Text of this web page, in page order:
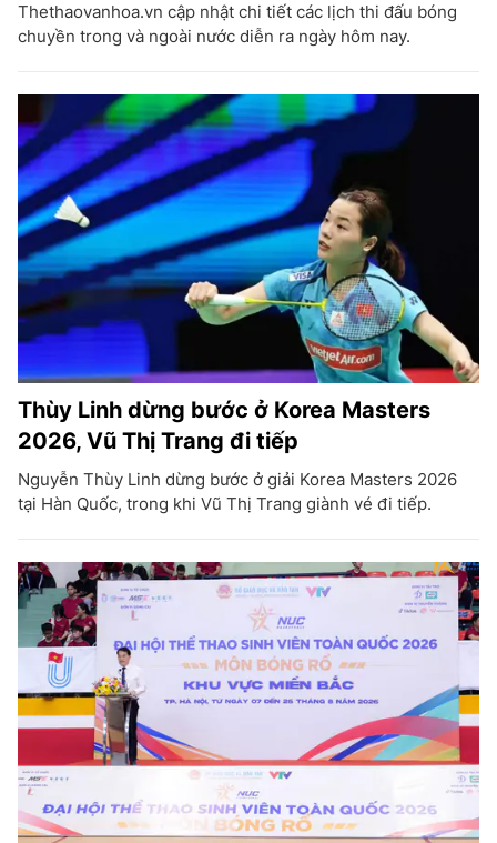
Thethaovanhoa.vn cập nhật chi tiết các lịch thi đấu bóng
chuyền trong và ngoài nước diễn ra ngày hôm nay.
Thùy Linh dừng bước ở Korea Masters
2026, Vũ Thị Trang đi tiếp
Nguyễn Thùy Linh dừng bước ở giải Korea Masters 2026
tại Hàn Quốc, trong khi Vũ Thị Trang giành vé đi tiếp.